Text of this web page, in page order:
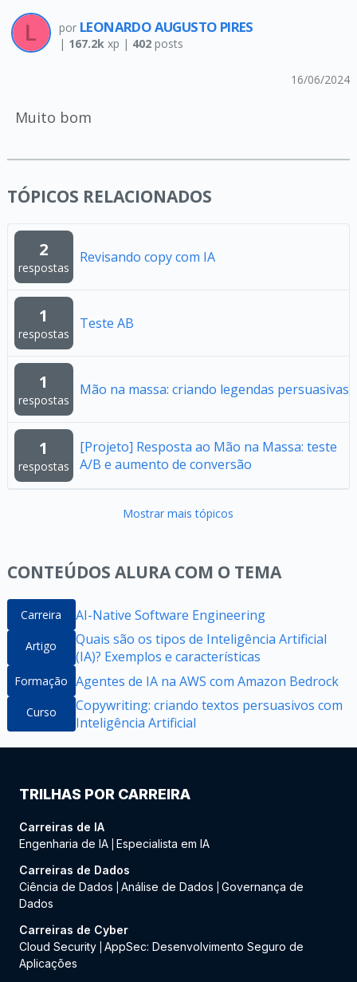
por LEONARDO AUGUSTO PIRES
| 167.2kxp | 402posts
16/06/2024
Muito bom
TÓPICOS RELACIONADOS
2
respostas
Revisando copy com IA
1
respostas
Teste AB
1
respostas
Mão na massa: criando legendas persuasivas
1
respostas
[Projeto] Resposta ao Mão na Massa: teste
A/B e aumento de conversão
Mostrar mais tópicos
CONTEÚDOS ALURA COM O TEMA
Carreira AI-Native Software Engineering
Artigo
Quais são os tipos de Inteligência Artificial
(IA)? Exemplos e características
Formação Agentes de IA na AWS com Amazon Bedrock
Curso
Copywriting: criando textos persuasivos com
Inteligência Artificial
TRILHAS POR CARREIRA
Carreiras de IA
Engenharia de IA Especialista em IA
Carreiras de Dados
Ciência de Dados
Análise de Dados
Governança de
Dados
Carreiras de Cyber
Cloud Security AppSec: Desenvolvimento Seguro de
Aplicações